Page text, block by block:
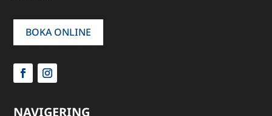
BOKA ONLINE
NAVIGERING